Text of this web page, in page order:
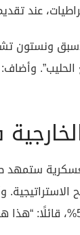
عند
ونستون
ستمهد